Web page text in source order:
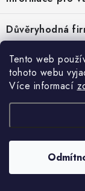
Tento web
tohoto webu
Více informací
p
a
t
Velkoobchod
O nás
Kontakty
Náhradní plnění
Důvěryhodná
Ověřeno
Copyright 2026GRAND